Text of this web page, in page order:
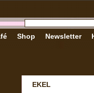
Shop Newsletter
EKEL